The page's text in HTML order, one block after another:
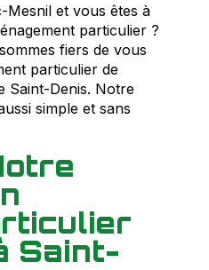
Mesnil et vous êtes à
particulier ?
fiers de vous
particulier de
Saint-Denis. Notre
simple et sans
Saint-